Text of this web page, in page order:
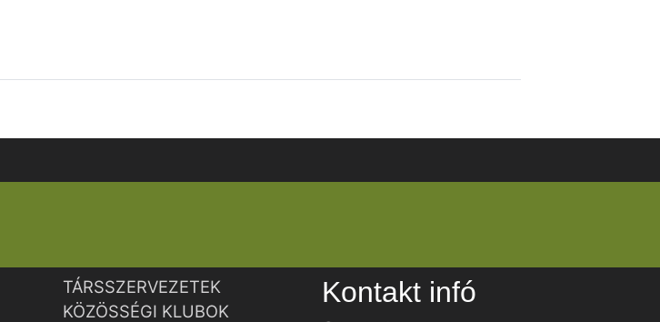
TÁRSSZERVEZETEK
KÖZÖSSÉGI KLUBOK
Kontakt infó